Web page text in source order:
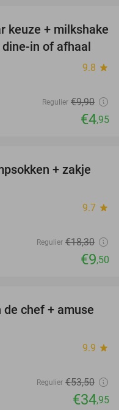
50%
keuze + milkshake
in of afhaal
9.8 star
Regulier €9,90
€4,95
48%
+ zakje
9.7 star
Regulier €18,30
€9,50
35%
chef + amuse
9.9 star
Regulier €53,50
€34,95